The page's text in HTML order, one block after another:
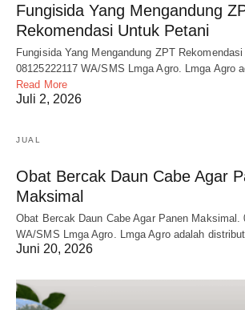
Fungisida Yang Mengandung
Rekomendasi Untuk Petani
Fungisida Yang Mengandung ZPT Rekomendasi
08125222117 WA/SMS Lmga Agro. Lmga Agro
Read More
Juli 2, 2026
JUAL
Obat Bercak Daun Cabe Agar
Maksimal
Obat Bercak Daun Cabe Agar Panen Maksimal.
WA/SMS Lmga Agro. Lmga Agro adalah
Juni 20, 2026